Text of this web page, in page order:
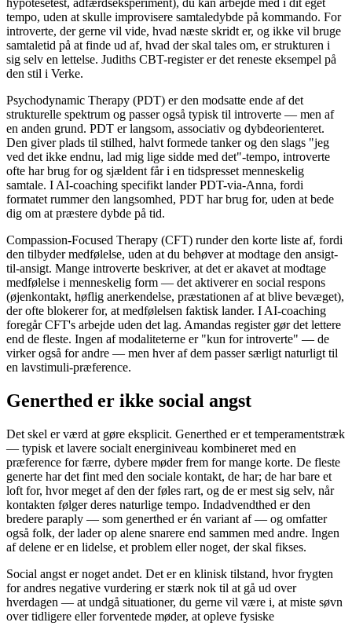
hypotesetest, adfærdseksperiment), du kan arbejde med i dit eget
tempo, uden at skulle improvisere samtaledybde på kommando. For
introverte, der gerne vil vide, hvad næste skridt er, og ikke vil bruge
samtaletid på at finde ud af, hvad der skal tales om, er strukturen i
sig selv en lettelse. Judiths CBT-register er det reneste eksempel på
den stil i Verke.
Psychodynamic Therapy (PDT) er den modsatte ende af det
strukturelle spektrum og passer også typisk til introverte — men af
en anden grund. PDT er langsom, associativ og dybdeorienteret.
Den giver plads til stilhed, halvt formede tanker og den slags "jeg
ved det ikke endnu, lad mig lige sidde med det"-tempo, introverte
ofte har brug for og sjældent får i en tidspresset menneskelig
samtale. I AI-coaching specifikt lander PDT-via-Anna, fordi
formatet rummer den langsomhed, PDT har brug for, uden at bede
dig om at præstere dybde på tid.
Compassion-Focused Therapy (CFT) runder den korte liste af, fordi
den tilbyder medfølelse, uden at du behøver at modtage den ansigt-
til-ansigt. Mange introverte beskriver, at det er akavet at modtage
medfølelse i menneskelig form — det aktiverer en social respons
(øjenkontakt, høflig anerkendelse, præstationen af at blive bevæget),
der ofte blokerer for, at medfølelsen faktisk lander. I AI-coaching
foregår CFT's arbejde uden det lag. Amandas register gør det lettere
end de fleste. Ingen af modaliteterne er "kun for introverte" — de
virker også for andre — men hver af dem passer særligt naturligt til
en lavstimuli-præference.
Generthed er ikke social angst
Det skel er værd at gøre eksplicit. Generthed er et temperamentstræk
— typisk et lavere socialt energiniveau kombineret med en
præference for færre, dybere møder frem for mange korte. De fleste
generte har det fint med den sociale kontakt, de har; de har bare et
loft for, hvor meget af den der føles rart, og de er mest sig selv, når
kontakten følger deres naturlige tempo. Indadvendthed er den
bredere paraply — som generthed er én variant af — og omfatter
også folk, der lader op alene snarere end sammen med andre. Ingen
af delene er en lidelse, et problem eller noget, der skal fikses.
Social angst er noget andet. Det er en klinisk tilstand, hvor frygten
for andres negative vurdering er stærk nok til at gå ud over
hverdagen — at undgå situationer, du gerne vil være i, at miste søvn
over tidligere eller forventede møder, at opleve fysiske